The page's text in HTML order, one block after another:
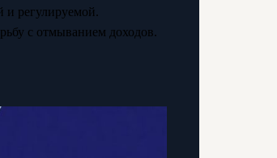
и регулируемой.
с отмыванием доходов.